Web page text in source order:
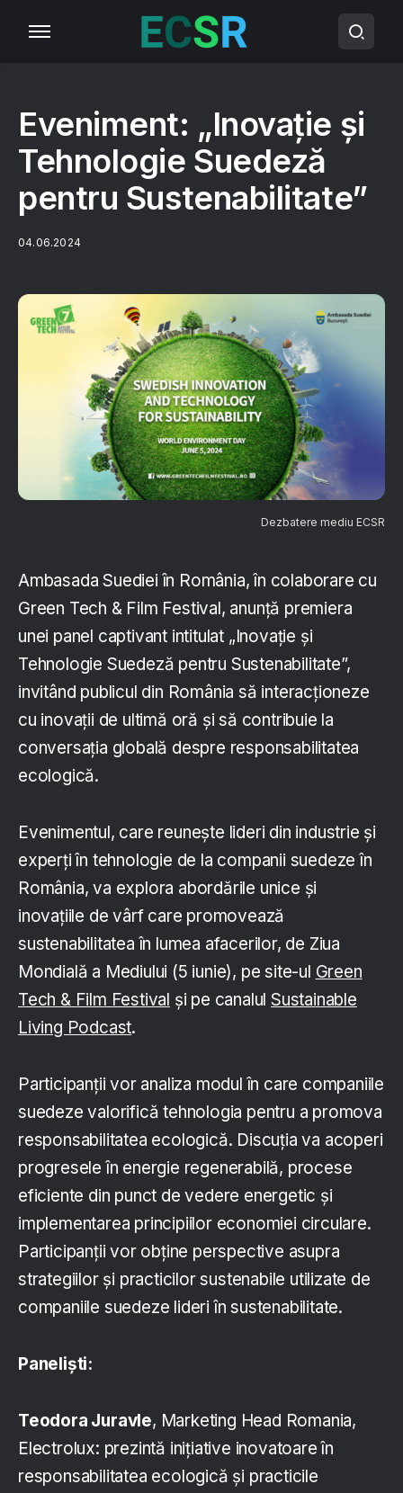
Eveniment: „Inovație și
Tehnologie Suedeză
pentru Sustenabilitate”
04.06.2024
Dezbatere mediu ECSR
Ambasada Suediei în România, în colaborare cu
Green Tech & Film Festival, anunță premiera
unei panel captivant intitulat „Inovație și
Tehnologie Suedeză pentru Sustenabilitate”,
invitând publicul din România să interacționeze
cu inovații de ultimă oră și să contribuie la
conversația globală despre responsabilitatea
ecologică.
Evenimentul, care reunește lideri din industrie și
experți în tehnologie de la companii suedeze în
România, va explora abordările unice și
inovațiile de vârf care promovează
sustenabilitatea în lumea afacerilor, de Ziua
Mondială a Mediului (5 iunie), pe site-ul Green
Tech & Film Festival și pe canalulSustainable
Living Podcast.
Participanții vor analiza modul în care companiile
suedeze valorifică tehnologia pentru a promova
responsabilitatea ecologică. Discuția va acoperi
progresele în energie regenerabilă, procese
eficiente din punct de vedere energetic și
implementarea principiilor economiei circulare.
Participanții vor obține perspective asupra
strategiilor și practicilor sustenabile utilizate de
companiile suedeze lideri în sustenabilitate.
Paneliști:
Teodora Juravle, Marketing Head Romania,
Electrolux: prezintă inițiative inovatoare în
responsabilitatea ecologică și practicile